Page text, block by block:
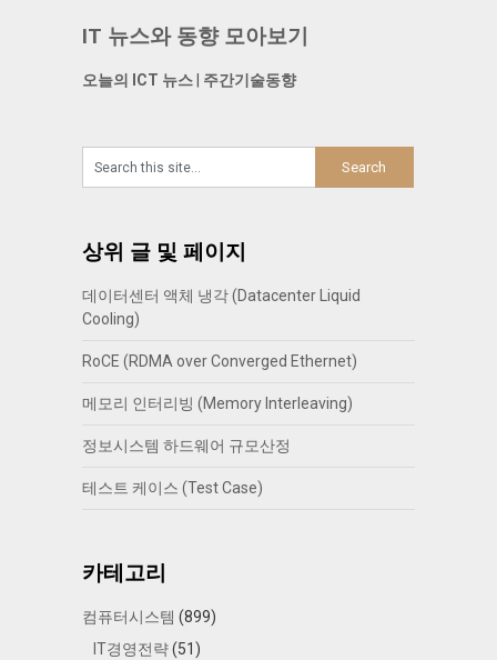
IT 뉴스와 동향 모아보기
오늘의 ICT 뉴스| 주간기술동향
상위 글 및 페이지
데이터센터 액체 냉각 (Datacenter Liquid
Cooling)
RoCE (RDMA over Converged Ethernet)
메모리 인터리빙 (Memory Interleaving)
정보시스템 하드웨어 규모산정
테스트 케이스 (Test Case)
카테고리
컴퓨터시스템 (899)
IT경영전략(51)